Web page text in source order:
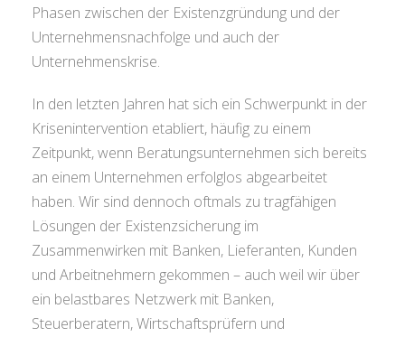
Phasen zwischen der Existenzgründung und der
Unternehmensnachfolge und auch der
Unternehmenskrise.
In den letzten Jahren hat sich ein Schwerpunkt in der
Krisenintervention etabliert, häufig zu einem
Zeitpunkt, wenn Beratungsunternehmen sich bereits
an einem Unternehmen erfolglos abgearbeitet
haben. Wir sind dennoch oftmals zu tragfähigen
Lösungen der Existenzsicherung im
Zusammenwirken mit Banken, Lieferanten, Kunden
und Arbeitnehmern gekommen – auch weil wir über
ein belastbares Netzwerk mit Banken,
Steuerberatern, Wirtschaftsprüfern und